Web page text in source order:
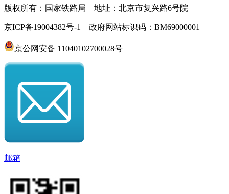
版权所有：国家铁路局 地址：北京市复兴路6号院
京ICP备19004382号-1 政府网站标识码：BM69000001
京公网安备 11040102700028号
邮箱